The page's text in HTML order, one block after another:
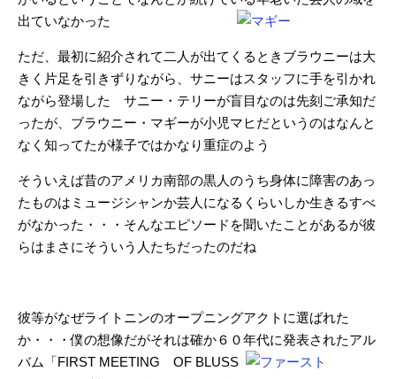
出ていなかった
ただ、最初に紹介されて二人が出てくるときブラウニーは大
きく片足を引きずりながら、サニーはスタッフに手を引かれ
ながら登場した サニー・テリーが盲目なのは先刻ご承知だ
ったが、ブラウニー・マギーが小児マヒだというのはなんと
なく知ってたが様子ではかなり重症のよう
そういえば昔のアメリカ南部の黒人のうち身体に障害のあっ
たものはミュージシャンか芸人になるくらいしか生きるすべ
がなかった・・・そんなエピソードを聞いたことがあるが彼
らはまさにそういう人たちだったのだね
彼等がなぜライトニンのオープニングアクトに選ばれた
か・・・僕の想像だがそれは確か６０年代に発表されたアル
バム「FIRST MEETING OF BLUSS